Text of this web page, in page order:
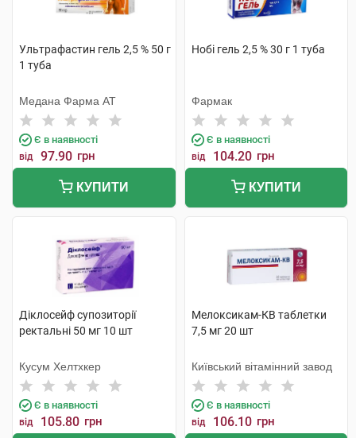
Ультрафастин гель 2,5 % 50 г
1 туба
Медана Фарма АТ
Є в наявності
від 97.90 грн
КУПИТИ
Нобі гель 2,5 % 30 г 1 туба
Фармак
Є в наявності
від 104.20 грн
КУПИТИ
Діклосейф супозиторії
ректальні 50 мг 10 шт
Кусум Хелтхкер
Є в наявності
від 105.80 грн
Мелоксикам-КВ таблетки
7,5 мг 20 шт
Київський вітамінний завод
Є в наявності
від 106.10 грн